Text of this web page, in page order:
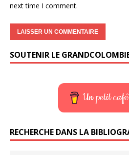
next time I comment.
SOUTENIR LE
Un petit
RECHERCHE DANS LA